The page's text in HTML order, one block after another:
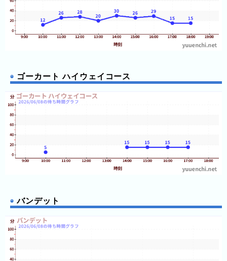
直
近
1
2
日
前
ゴーカート ハイウェイコース
バンデット